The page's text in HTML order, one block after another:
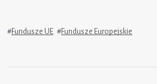
#Fundusze UE #Fundusze Europejskie